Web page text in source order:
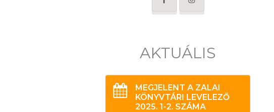
AKTUÁLIS
MEGJELENT A ZALAI
KÖNYVTÁRI LEVELEZŐ
2025. 1-2. SZÁMA